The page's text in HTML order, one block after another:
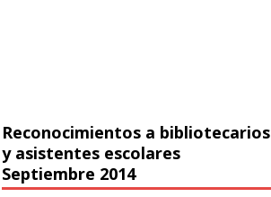
Reconocimientos a bibliotecarios
y asistentes escolares
Septiembre 2014